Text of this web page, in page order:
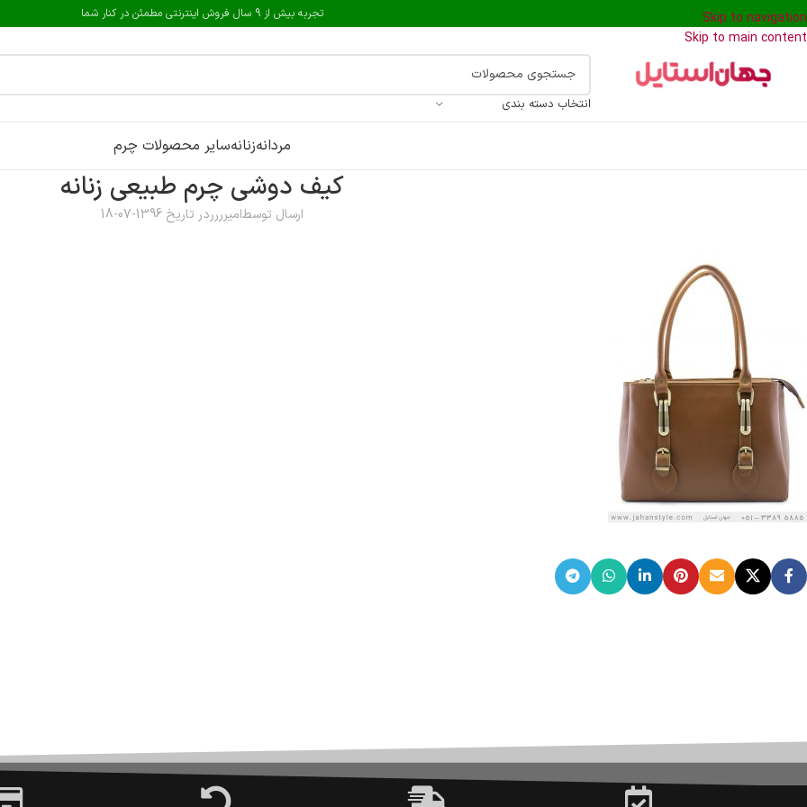
Skip to navigation
Skip to main content
تجربه بیش از 9 سال فروش اینترنتی مطمئن در کنار شما
انتخاب دسته بندی
مردانهزنانهسایر محصولات چرم
کیف دوشی چرم طبیعی زنانه
ارسال توسطامیرررردر تاریخ 1396-07-18